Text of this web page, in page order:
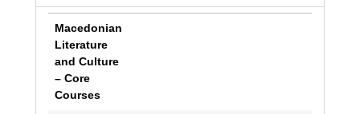
Macedonian
Literature
and Culture
– Core
Courses